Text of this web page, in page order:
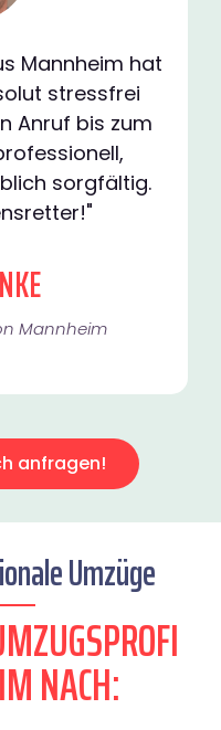
Mannheim hat
stressfrei
Anruf bis zum
sorgfältig.
Mannheim​
anfragen!
Umzüge
NACH: